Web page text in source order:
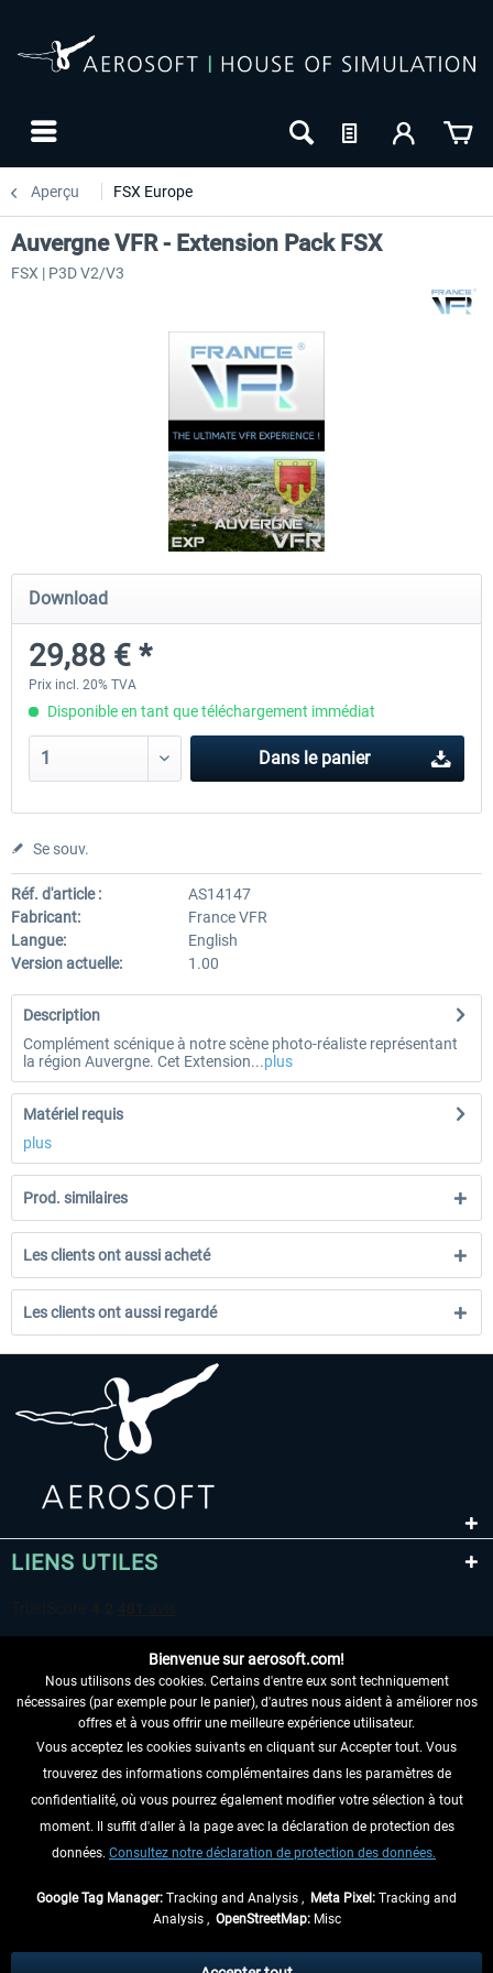
Aperçu FSX Europe
Mega Airport Frankfurt V2.0
30,20 € *
Mega Airport Berlin
Auvergne VFR - Extension Pack FSX
FSX | P3D V2/V3
Download
29,88 € *
Prix incl. 20% TVA
Disponible en tant que téléchargement immédiat
Dans le panier
Se souv.
Réf. d'article :
AS14147
Fabricant:
France VFR
Langue:
English
Version actuelle:
1.00
Description
Complément scénique à notre scène photo-réaliste représentant
la région Auvergne. Cet Extension...plus
Matériel requis
plus
Prod. similaires
Les clients ont aussi acheté
Les clients ont aussi regardé
LIENS UTILES
RENONCER AU CONTRAT ICI
INFORMATIONS
NE MANQUEZ PAS LES DERNIÈRES
échéant, frais de remboursement, si aucune description contraire.
Bienvenue sur aerosoft.com!
Nous utilisons des cookies. Certains d'entre eux sont techniquement
nécessaires (par exemple pour le panier), d'autres nous aident à améliorer nos
offres et à vous offrir une meilleure expérience utilisateur.
Vous acceptez les cookies suivants en cliquant sur Accepter tout. Vous
trouverez des informations complémentaires dans les paramètres de
confidentialité, où vous pourrez également modifier votre sélection à tout
moment. Il suffit d'aller à la page avec la déclaration de protection des
données. Consultez notre déclaration de protection des données.
Google Tag Manager: Tracking and Analysis , Meta Pixel: Tracking and
Analysis , OpenStreetMap:Misc